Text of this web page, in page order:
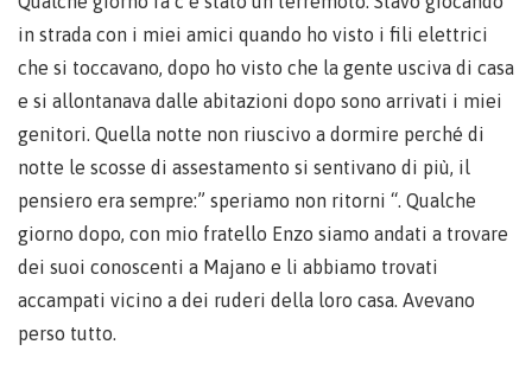
in strada con i miei amici quando ho visto i fili elettrici
che si toccavano, dopo ho visto che la gente usciva di casa
e si allontanava dalle abitazioni dopo sono arrivati i miei
genitori. Quella notte non riuscivo a dormire perché di
notte le scosse di assestamento si sentivano di più, il
pensiero era sempre:” speriamo non ritorni “. Qualche
giorno dopo, con mio fratello Enzo siamo andati a trovare
dei suoi conoscenti a Majano e li abbiamo trovati
accampati vicino a dei ruderi della loro casa. Avevano
perso tutto.